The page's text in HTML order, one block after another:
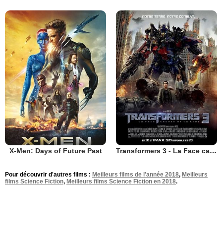
X-Men: Days of Future Past Transformers 3 - La Face cachée de la Lune
Pour découvrir d'autres films : Meilleurs films de l'année 2018, Meilleurs
films Science Fiction, Meilleurs films Science Fiction en 2018.